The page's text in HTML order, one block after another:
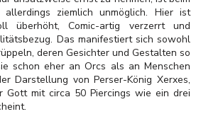
ziemlich unmöglich. Hier ist
überhöht, Comic-artig verzerrt und
Das manifestiert sich sowohl
deren Gesichter und Gestalten so
schon eher an Orcs als an Menschen
Darstellung von Perser-König Xerxes,
Gott mit circa 50 Piercings wie ein drei